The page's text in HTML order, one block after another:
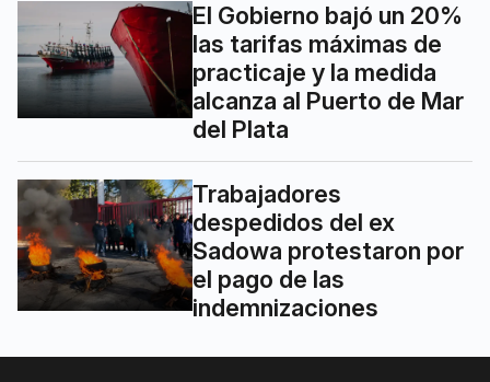
El Gobierno bajó un 20%
las tarifas máximas de
practicaje y la medida
alcanza al Puerto de Mar
del Plata
Trabajadores
despedidos del ex
Sadowa protestaron por
el pago de las
indemnizaciones